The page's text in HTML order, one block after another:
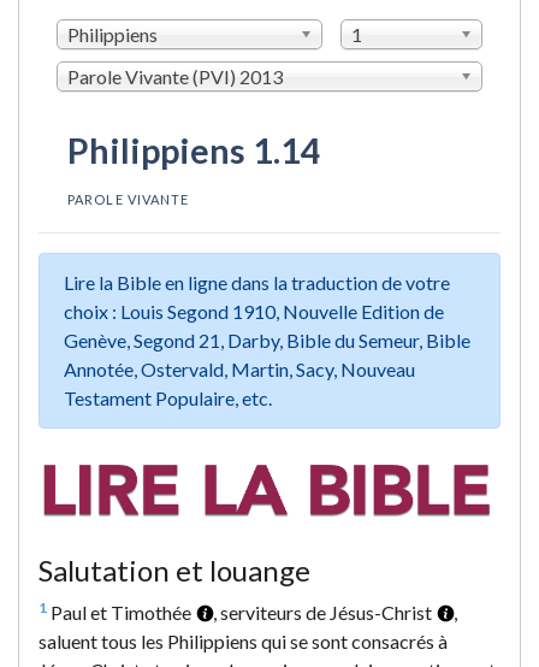
Philippiens
1
Parole Vivante (PVI) 2013
Philippiens 1.14
PAROLE VIVANTE
Lire la Bible en ligne dans la traduction de votre
choix : Louis Segond 1910, Nouvelle Edition de
Genève, Segond 21, Darby, Bible du Semeur, Bible
Annotée, Ostervald, Martin, Sacy, Nouveau
Testament Populaire, etc.
Salutation et louange
1 Paul et Timothée , serviteurs de Jésus-Christ
,
saluent tous les Philippiens qui se sont consacrés à